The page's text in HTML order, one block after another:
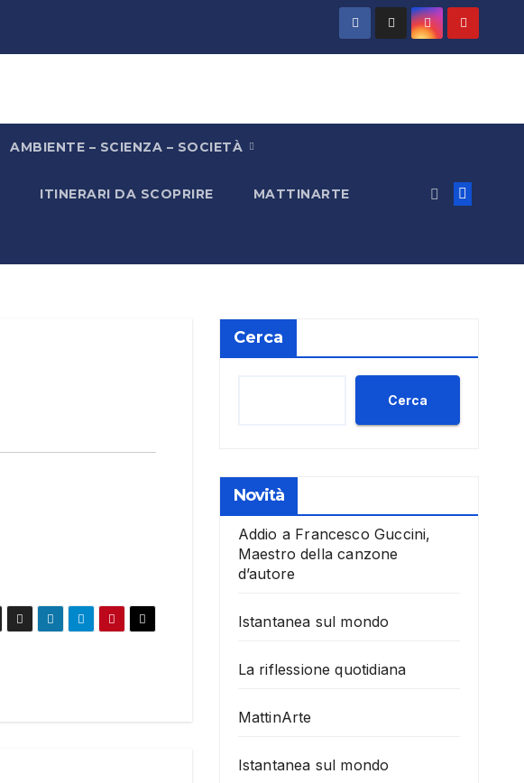
AMBIENTE – SCIENZA – SOCIETÀ
ITINERARI DA SCOPRIRE MATTINARTE
Cerca
Cerca
Novità
Addio a Francesco Guccini,
Maestro della canzone
d’autore
Istantanea sul mondo
La riflessione quotidiana
MattinArte
Istantanea sul mondo